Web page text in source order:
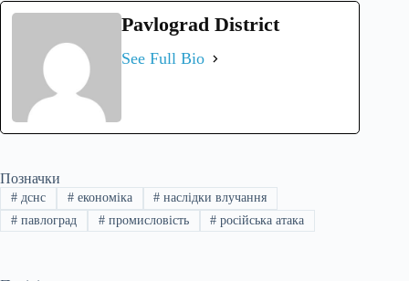
Pavlograd District
See Full Bio
Позначки
#дснс #економіка # наслідки влучання
#павлоград #промисловість # російська атака